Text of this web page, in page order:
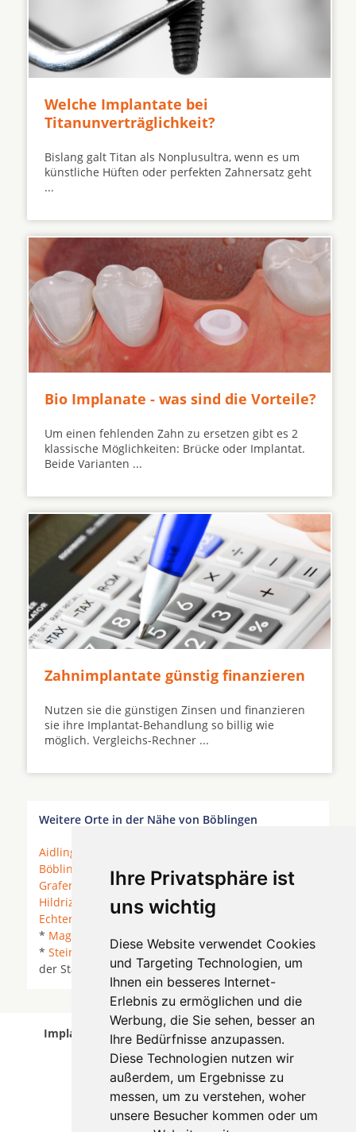
Ihre Privatsphäre ist
uns wichtig
Diese Website verwendet Cookies
und Targeting Technologien, um
Ihnen ein besseres Internet-
Erlebnis zu ermöglichen und die
Werbung, die Sie sehen, besser an
Ihre Bedürfnisse anzupassen.
Diese Technologien nutzen wir
außerdem, um Ergebnisse zu
messen, um zu verstehen, woher
unsere Besucher kommen oder um
Welche Implantate bei
Titanunverträglichkeit?
Bislang galt Titan als Nonplusultra, wenn es um
künstliche Hüften oder perfekten Zahnersatz geht
...
Bio Implanate - was sind die Vorteile?
Um einen fehlenden Zahn zu ersetzen gibt es 2
klassische Möglichkeiten: Brücke oder Implantat.
Beide Varianten ...
Zahnimplantate günstig finanzieren
Nutzen sie die günstigen Zinsen und finanzieren
sie ihre Implantat-Behandlung so billig wie
möglich. Vergleichs-Rechner ...
Weitere Orte in der Nähe von Böblingen
Aidlingen
Böblingen
* Dettenhausen * Ehningen* Grafenau *
Grafenau (Württemberg) * Gärtringen *
Hildrizhausen *Holzgerlingen*Leinfelden-
Echterdingen
*Leonberg* Leonberg (Württemberg)
* Magstadt * Renningen * * Sindelfingen
* Steinenbronn*Stuttgart* Waldenbuch * Weil
der Stadt *
Weil im Schönbuch*
Implantologen in Böblingen wurde am 09 August
2026 aktualisiert.